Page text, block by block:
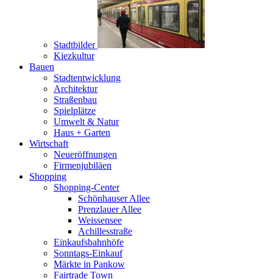
Stadtbilder
Kiezkultur
Bauen
Stadtentwicklung
Architektur
Straßenbau
Spielplätze
Umwelt & Natur
Haus + Garten
Wirtschaft
Neueröffnungen
Firmenjubiläen
Shopping
Shopping-Center
Schönhauser Allee
Prenzlauer Allee
Weissensee
Achillesstraße
Einkaufsbahnhöfe
Sonntags-Einkauf
Märkte in Pankow
Fairtrade Town